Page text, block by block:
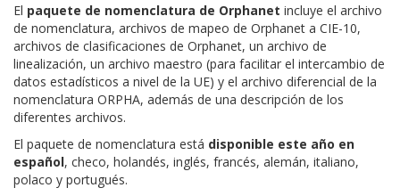
El paquete de nomenclatura de Orphanet incluye el archivo
de nomenclatura, archivos de mapeo de Orphanet a CIE-10,
archivos de clasificaciones de Orphanet, un archivo de
linealización, un archivo maestro (para facilitar el intercambio de
datos estadísticos a nivel de la UE) y el archivo diferencial de la
nomenclatura ORPHA, además de una descripción de los
diferentes archivos.
El paquete de nomenclatura está disponible este año en
español, checo, holandés, inglés, francés, alemán, italiano,
polaco y portugués.